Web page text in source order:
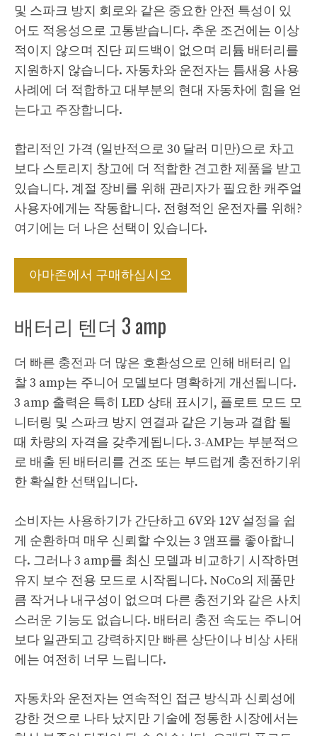
및 스파크 방지 회로와 같은 중요한 안전 특성이 있
어도 적응성으로 고통받습니다. 추운 조건에는 이상
적이지 않으며 진단 피드백이 없으며 리튬 배터리를
지원하지 않습니다. 자동차와 운전자는 틈새용 사용
사례에 더 적합하고 대부분의 현대 자동차에 힘을 얻
는다고 주장합니다.
합리적인 가격 (일반적으로 30 달러 미만)으로 차고
보다 스토리지 창고에 더 적합한 견고한 제품을 받고
있습니다. 계절 장비를 위해 관리자가 필요한 캐주얼
사용자에게는 작동합니다. 전형적인 운전자를 위해?
여기에는 더 나은 선택이 있습니다.
아마존에서 구매하십시오
배터리 텐더 3 amp
더 빠른 충전과 더 많은 호환성으로 인해 배터리 입
찰 3 amp는 주니어 모델보다 명확하게 개선됩니다.
3 amp 출력은 특히 LED 상태 표시기, 플로트 모드 모
니터링 및 스파크 방지 연결과 같은 기능과 결합 될
때 차량의 자격을 갖추게됩니다. 3-AMP는 부분적으
로 배출 된 배터리를 건조 또는 부드럽게 충전하기위
한 확실한 선택입니다.
소비자는 사용하기가 간단하고 6V와 12V 설정을 쉽
게 순환하며 매우 신뢰할 수있는 3 앰프를 좋아합니
다. 그러나 3 amp를 최신 모델과 비교하기 시작하면
유지 보수 전용 모드로 시작됩니다. NoCo의 제품만
큼 작거나 내구성이 없으며 다른 충전기와 같은 사치
스러운 기능도 없습니다. 배터리 충전 속도는 주니어
보다 일관되고 강력하지만 빠른 상단이나 비상 사태
에는 여전히 너무 느립니다.
자동차와 운전자는 연속적인 접근 방식과 신뢰성에
강한 것으로 나타 났지만 기술에 정통한 시장에서는